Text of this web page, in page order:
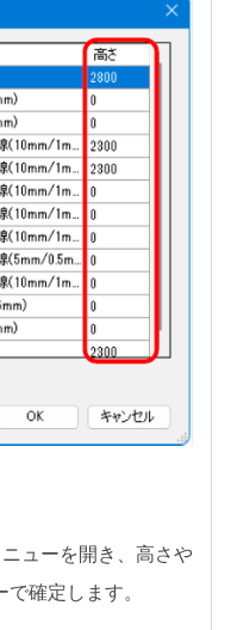
ューを開き、高さや
確定します。